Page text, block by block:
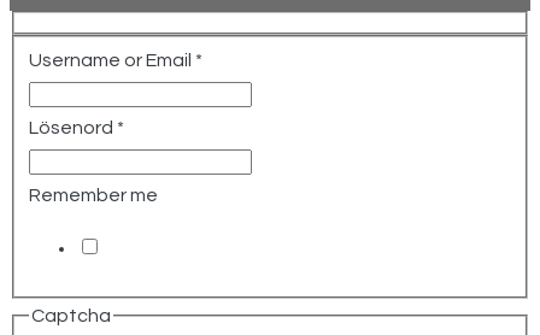
Username or Email *
Lösenord *
Remember me
Captcha